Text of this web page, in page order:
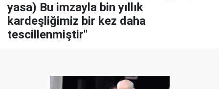
yasa) Bu imzayla bin yıllık
kardeşliğimiz bir kez daha
tescillenmiştir"